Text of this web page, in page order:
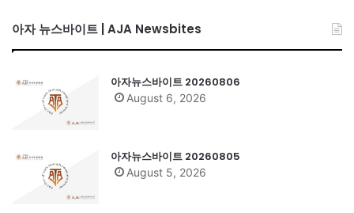
아자 뉴스바이트 | AJA Newsbites
아자뉴스바이트 20260806
August 6, 2026
아자뉴스바이트 20260805
August 5, 2026